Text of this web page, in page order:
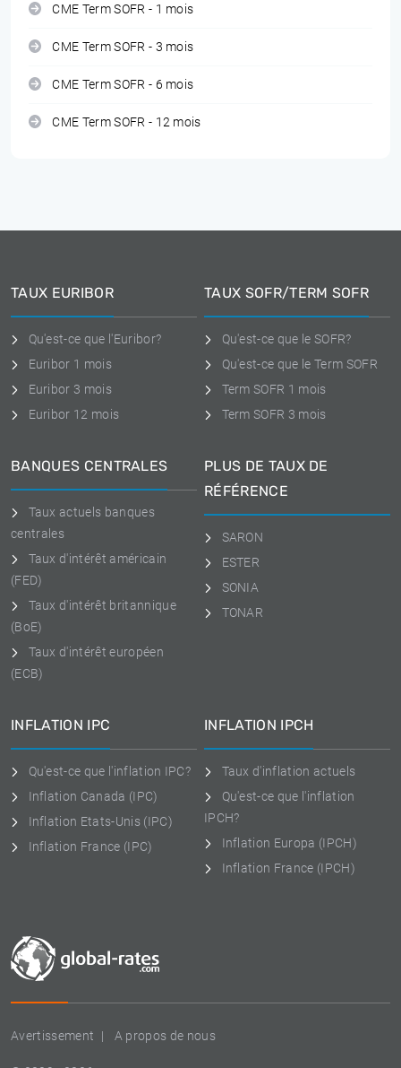
CME Term SOFR - 1 mois
CME Term SOFR - 3 mois
CME Term SOFR - 6 mois
CME Term SOFR - 12 mois
Avertissement A propos de nous
TAUX EURIBOR
Qu'est-ce que l'Euribor?
Euribor 1 mois
Euribor 3 mois
Euribor 12 mois
TAUX SOFR/TERM SOFR
Qu'est-ce que le SOFR?
Qu'est-ce que le Term SOFR
Term SOFR 1 mois
Term SOFR 3 mois
BANQUES CENTRALES
Taux actuels banques
centrales
Taux d'intérêt américain
(FED)
Taux d'intérêt britannique
(BoE)
Taux d'intérêt européen
(ECB)
PLUS DE TAUX DE
RÉFÉRENCE
SARON
ESTER
SONIA
TONAR
INFLATION IPC
Qu'est-ce que l'inflation IPC?
Inflation Canada (IPC)
Inflation Etats-Unis (IPC)
Inflation France (IPC)
INFLATION IPCH
Taux d'inflation actuels
Qu'est-ce que l'inflation
IPCH?
Inflation Europa (IPCH)
Inflation France (IPCH)